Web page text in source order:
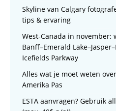
Skyline van Calgary
tips & ervaring
West-Canada in november:
Banff–Emerald
Icefields Parkway
Alles wat je moet weten
Amerika Pas
ESTA aanvragen? Gebruik